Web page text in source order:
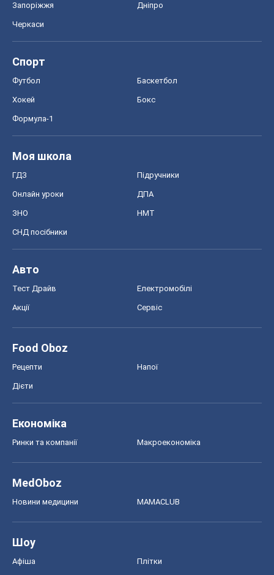
Запоріжжя Дніпро
Черкаси
Спорт
Футбол Баскетбол
Хокей Бокс
Формула-1
Моя школа
ГДЗ Підручники
Онлайн уроки ДПА
ЗНО НМТ
СНД посібники
Авто
Тест Драйв Електромобілі
Акції Сервіс
Food Oboz
Рецепти Напої
Дієти
Економіка
Ринки та компанії Макроекономіка
MedOboz
Новини медицини MAMACLUB
Шоу
Афіша Плітки